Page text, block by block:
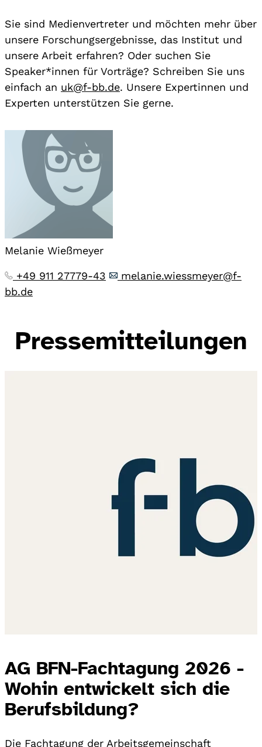
Sie sind Medienvertreter und möchten mehr über
unsere Forschungsergebnisse, das Institut und
unsere Arbeit erfahren? Oder suchen Sie
Speaker*innen für Vorträge? Schreiben Sie uns
einfach an uk@f-bb.de. Unsere Expertinnen und
Experten unterstützen Sie gerne.
Melanie Wießmeyer
+49 911 27779-43
melanie.wiessmeyer@f-
bb.de
Pressemitteilungen
AG BFN-Fachtagung 2026 -
Wohin entwickelt sich die
Berufsbildung?
Die Fachtagung der Arbeitsgemeinschaft